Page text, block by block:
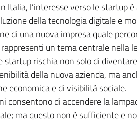
Italia, l’interesse verso le startup
della tecnologia digitale e
di una nuova impresa quale
un tema centrale nella
startup rischia non solo di
della nuova azienda, ma
economica e di visibilità sociale.
consentono di accendere la
ma questo non è sufficiente e